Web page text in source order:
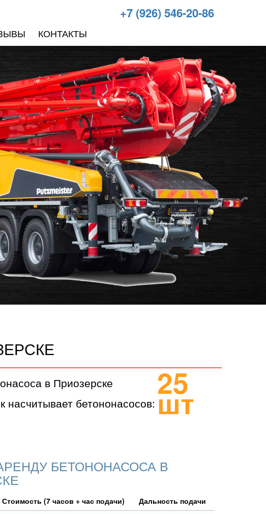
КОНТАКТЫ
+7 (926) 546-20-86
в Приозерске
насчитывает бетононасосов:
25
шт
БЕТОНОНАСОСА В
Стоимость (7 часов + час подачи) Дальность подачи